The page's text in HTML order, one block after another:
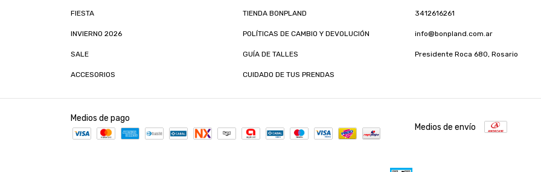
FIESTA
INVIERNO 2026
SALE
ACCESORIOS
TIENDA BONPLAND
POLÍTICAS DE CAMBIO Y DEVOLUCIÓN
GUÍA DE TALLES
CUIDADO DE TUS PRENDAS
3412616261
info@bonpland.com.ar
Presidente Roca 680, Rosario
Medios de pago
Medios de envío